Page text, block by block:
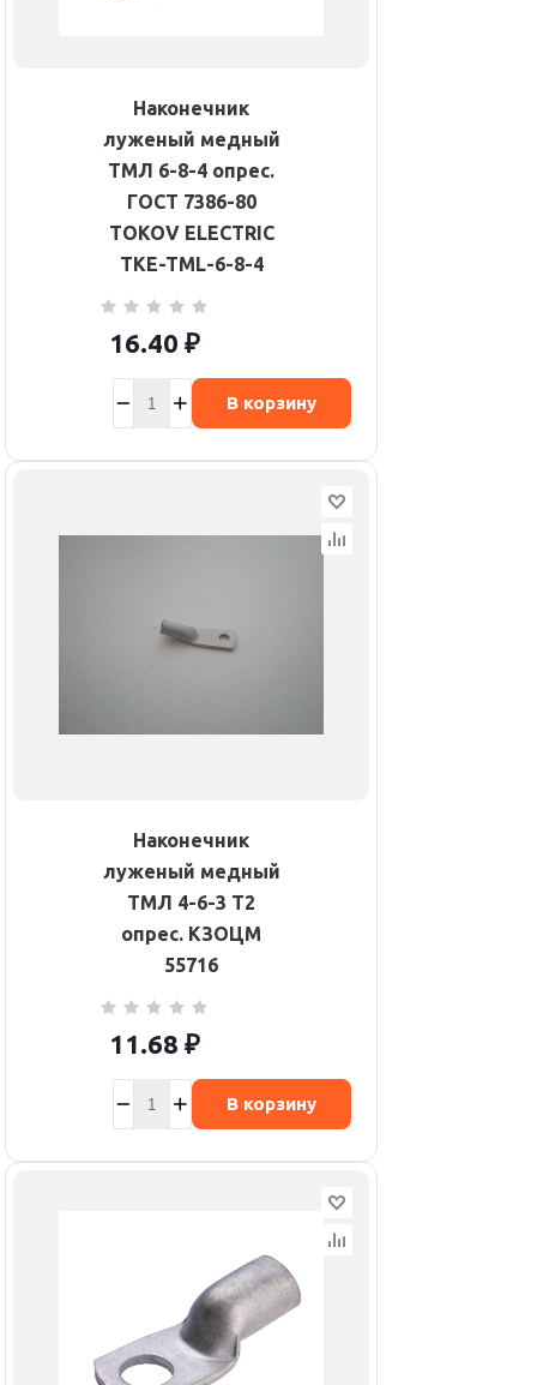
Наконечник
луженый медный
ТМЛ 6-8-4 опрес.
ГОСТ 7386-80
TOKOV ELECTRIC
TKE-TML-6-8-4
16.40 ₽
В корзину
Наконечник
луженый медный
ТМЛ 4-6-3 Т2
опрес. КЗОЦМ
55716
11.68 ₽
В корзину